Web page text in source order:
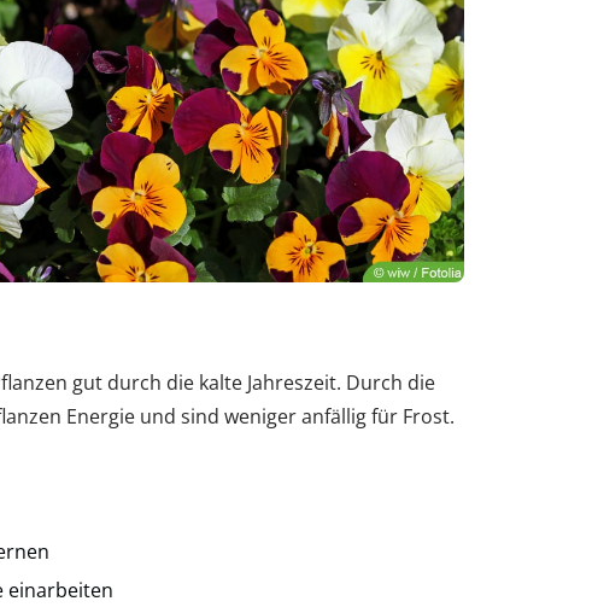
gut durch die kalte Jahreszeit. Durch die
Energie und sind weniger anfällig für Frost.
einarbeiten